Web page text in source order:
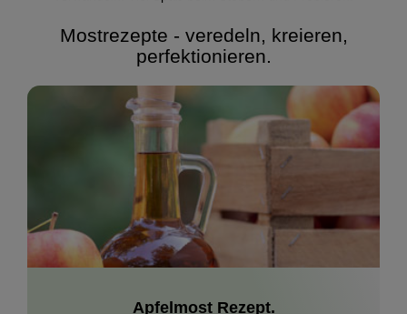
Mostrezepte - veredeln, kreieren,
perfektionieren.
Apfelmost Rezept.